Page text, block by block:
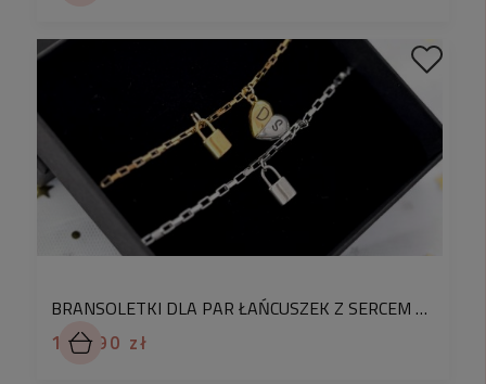
BRANSOLETKI DLA PAR ŁAŃCUSZEK Z SERCEM NA MAGNES I KŁÓDKĄ GRAWER INICJAŁÓW
159,90 zł